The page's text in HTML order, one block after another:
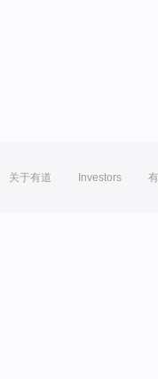
关于有道 Investors